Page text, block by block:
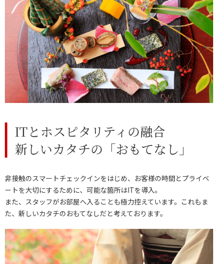
ITとホスピタリティの融合
新しいカタチの「おもてなし」
非接触のスマートチェックインをはじめ、お客様の時間とプライベ
ートを大切にするために、可能な箇所はITを導入。
また、スタッフがお部屋へ入ることも極力控えています。これもま
た、新しいカタチのおもてなしだと考えております。